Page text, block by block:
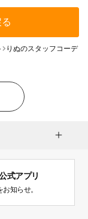
りぬのスタッフコーディ
式アプリ
知らせ。